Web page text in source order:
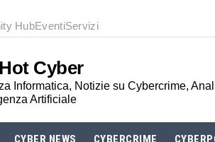
HubEventiServizi
Cyber
Informatica, Notizie su Cybercrime,
Artificiale
CYBER NEWS CYBERCRIME